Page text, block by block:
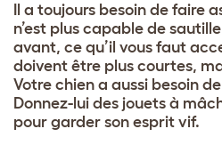
Il a toujours besoin de faire
n’est plus capable de
avant, ce qu’il vous faut
doivent être plus courtes,
Votre chien a aussi besoin
Donnez-lui des jouets à
pour garder son esprit vif.